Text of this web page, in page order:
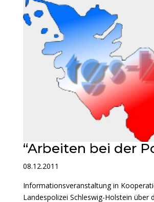
“Arbeiten bei der
08.12.2011
Informationsveranstaltung in
Landespolizei Schleswig-Holstein über